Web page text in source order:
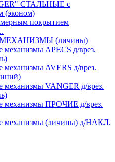
СТАЛЬНЫЕ с
(эконом)
покрытием
(личины)
APECS д/врез.
AVERS д/врез.
механизмы VANGER д/врез.
механизмы ПРОЧИЕ д/врез.
механизмы (личины) д/НАКЛ.